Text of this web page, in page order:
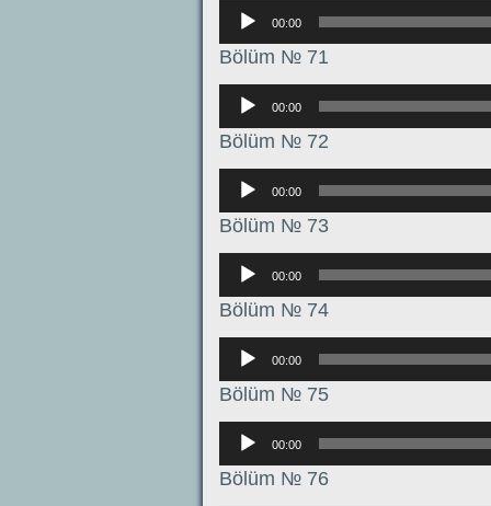
Аудиоплеер
00:00
Bölüm № 71
Аудиоплеер
00:00
Bölüm № 72
Аудиоплеер
00:00
Bölüm № 73
Аудиоплеер
00:00
Bölüm № 74
Аудиоплеер
00:00
Bölüm № 75
Аудиоплеер
00:00
Bölüm № 76